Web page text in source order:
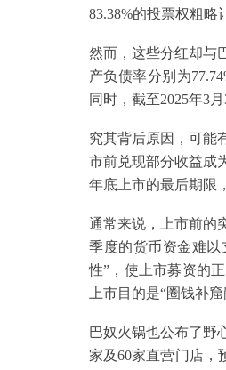
83.38%的投票权粗略
然而，这些分红却与
产负债率分别为
同时，截至2025年3
究其背后原因，可能
市前兑现部分收益成
年底上市的最后期限
通常来说，上市前的
季度的货币资金难
性”，使上市募资的
上市目的是“圈钱补窟
巴奴火锅也公布了野
家及60家直营门店，